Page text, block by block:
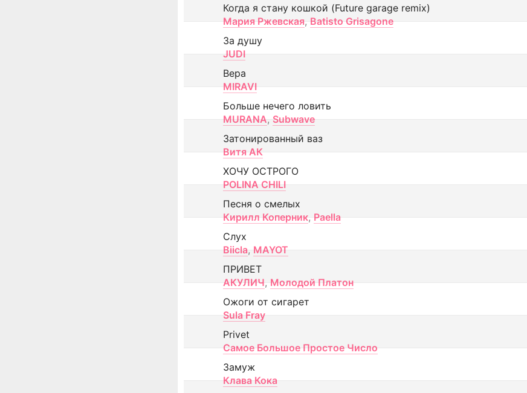
Когда я стану кошкой (Future garage remix)
Мария Ржевская, Batisto Grisagone
За душу
JUDI
Вера
MIRAVI
Больше нечего ловить
MURANA, Subwave
Затонированный ваз
Витя АК
ХОЧУ ОСТРОГО
POLINA CHILI
Песня о смелых
Кирилл Коперник, Paella
Слух
Biicla, MAYOT
ПРИВЕТ
АКУЛИЧ, Молодой Платон
Ожоги от сигарет
Sula Fray
Privet
Самое Большое Простое Число
Замуж
Клава Кока